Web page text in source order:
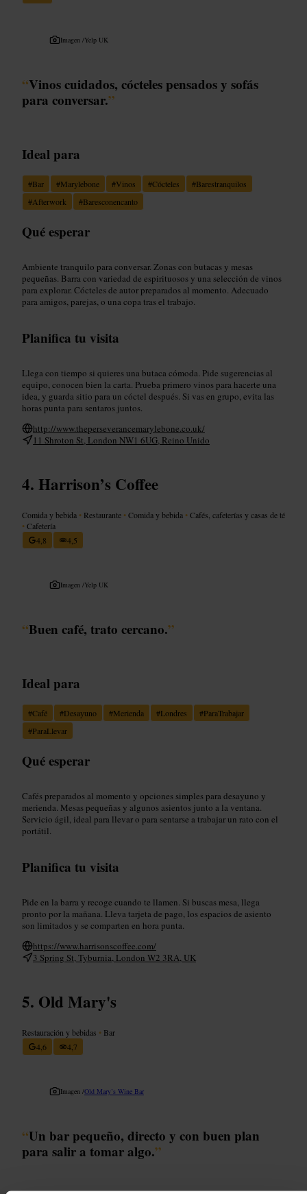
Imagen /Yelp UK
“Vinos cuidados, cócteles pensados y sofás
para conversar.”
Ideal para
#Bar #Marylebone #Vinos #Cócteles #Barestranquilos
#Afterwork #Baresconencanto
Qué esperar
Ambiente tranquilo para conversar. Zonas con butacas y mesas
pequeñas. Barra con variedad de espirituosos y una selección de vinos
para explorar. Cócteles de autor preparados al momento. Adecuado
para amigos, parejas, o una copa tras el trabajo.
Planifica tu visita
Llega con tiempo si quieres una butaca cómoda. Pide sugerencias al
equipo, conocen bien la carta. Prueba primero vinos para hacerte una
idea, y guarda sitio para un cóctel después. Si vas en grupo, evita las
horas punta para sentaros juntos.
http://www.theperseverancemarylebone.co.uk/
11 Shroton St, London NW1 6UG, Reino Unido
Harrison’s Coffee
Comida y bebida • Restaurante •Comida y bebida •Cafés, cafeterías y casas de té
•Cafetería
4,8
4,5
Imagen /Yelp UK
“Buen café, trato cercano.”
Ideal para
#Café #Desayuno #Merienda #Londres #ParaTrabajar
#ParaLlevar
Qué esperar
Cafés preparados al momento y opciones simples para desayuno y
merienda. Mesas pequeñas y algunos asientos junto a la ventana.
Servicio ágil, ideal para llevar o para sentarse a trabajar un rato con el
portátil.
Planifica tu visita
Pide en la barra y recoge cuando te llamen. Si buscas mesa, llega
pronto por la mañana. Lleva tarjeta de pago, los espacios de asiento
son limitados y se comparten en hora punta.
https://www.harrisonscoffee.com/
3 Spring St, Tyburnia, London W2 3RA, UK
Old Mary's
Restauración y bebidas • Bar
4,6
4,7
Imagen /Old Mary’s Wine Bar
“Un bar pequeño, directo y con buen plan
para salir a tomar algo.”